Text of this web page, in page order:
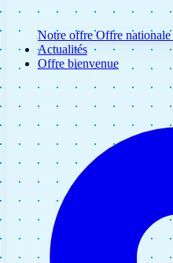
Notre offreOffre nationale
Actualités
Offre bienvenue